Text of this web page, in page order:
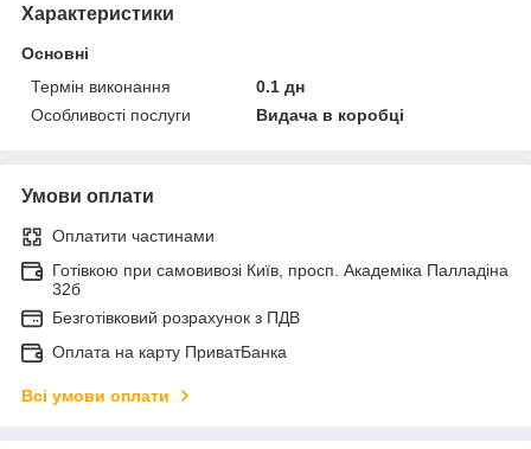
Характеристики
Основні
Термін виконання
0.1 дн
Особливості послуги
Видача в коробці
Умови оплати
Оплатити частинами
Готівкою при самовивозі Київ, просп. Академіка Палладіна
32б
Безготівковий розрахунок з ПДВ
Оплата на карту ПриватБанка
Всі умови оплати